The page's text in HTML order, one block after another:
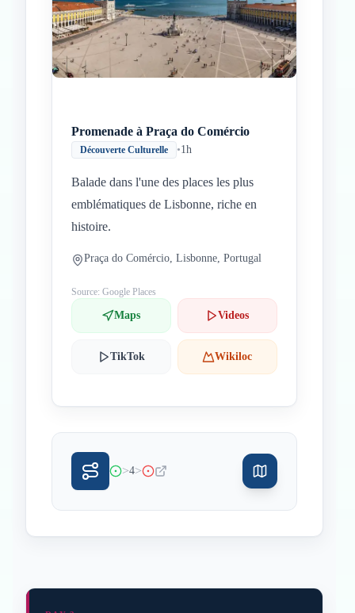
Promenade à Praça do Comércio
Découverte Culturelle •1h
Balade dans l'une des places les plus
emblématiques de Lisbonne, riche en
histoire.
Praça do Comércio, Lisbonne, Portugal
Source: Google Places
Maps Videos
TikTok Wikiloc
>4>